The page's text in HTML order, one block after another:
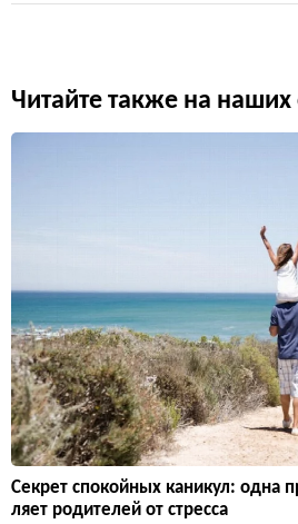
Читайте также на наших
Секрет спокойных каникул: одна
ляет родителей от стресса